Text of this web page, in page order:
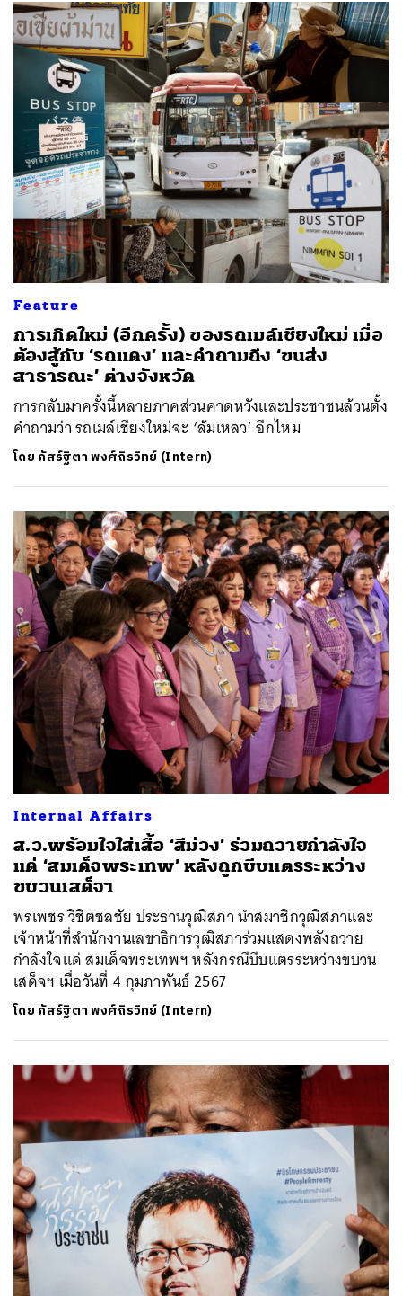
Feature
การเกิดใหม่ (อีกครั้ง) ของรถเมล์เชียงใหม่ เมื่อ
ต้องสู้กับ ‘รถแดง’ และคำถามถึง ‘ขนส่ง
สาธารณะ’ ต่างจังหวัด
การกลับมาครั้งนี้หลายภาคส่วนคาดหวังและประชาชนล้วนตั้ง
คำถามว่า รถเมล์เชียงใหม่จะ ‘ล้มเหลว’ อีกไหม
โดย ภัสร์ฐิตา พงศ์ถิรวิทย์ (Intern)
Internal Affairs
ส.ว.พร้อมใจใส่เสื้อ ‘สีม่วง’ ร่วมถวายกำลังใจ
แด่ ‘สมเด็จพระเทพ’ หลังถูกบีบแตรระหว่าง
ขบวนเสด็จฯ
พรเพชร วิชิตชลชัย ประธานวุฒิสภา นำสมาชิกวุฒิสภาและ
เจ้าหน้าที่สำนักงานเลขาธิการวุฒิสภาร่วมแสดงพลังถวาย
กำลังใจแด่ สมเด็จพระเทพฯ หลังกรณีบีบแตรระหว่างขบวน
เสด็จฯ เมื่อวันที่ 4 กุมภาพันธ์ 2567
โดย ภัสร์ฐิตา พงศ์ถิรวิทย์ (Intern)